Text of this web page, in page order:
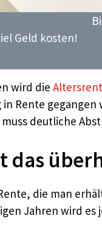
Geld kosten!
wird die
Rente
deutliche
das
die man
Jahren wird